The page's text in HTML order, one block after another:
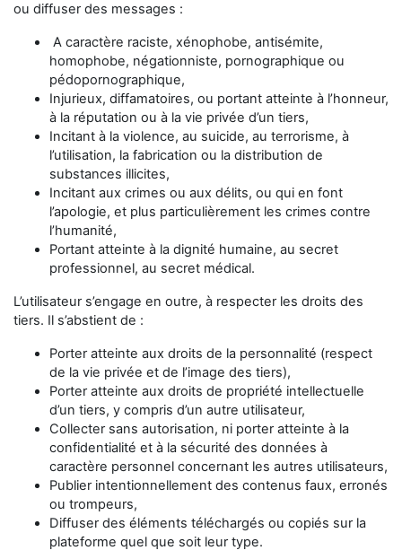
ou diffuser des messages :
A caractère raciste, xénophobe, antisémite,
homophobe, négationniste, pornographique ou
pédopornographique,
Injurieux, diffamatoires, ou portant atteinte à l’honneur,
à la réputation ou à la vie privée d’un tiers,
Incitant à la violence, au suicide, au terrorisme, à
l’utilisation, la fabrication ou la distribution de
substances illicites,
Incitant aux crimes ou aux délits, ou qui en font
l’apologie, et plus particulièrement les crimes contre
l’humanité,
Portant atteinte à la dignité humaine, au secret
professionnel, au secret médical.
L’utilisateur s’engage en outre, à respecter les droits des
tiers. Il s’abstient de :
Porter atteinte aux droits de la personnalité (respect
de la vie privée et de l’image des tiers),
Porter atteinte aux droits de propriété intellectuelle
d’un tiers, y compris d’un autre utilisateur,
Collecter sans autorisation, ni porter atteinte à la
confidentialité et à la sécurité des données à
caractère personnel concernant les autres utilisateurs,
Publier intentionnellement des contenus faux, erronés
ou trompeurs,
Diffuser des éléments téléchargés ou copiés sur la
plateforme quel que soit leur type.